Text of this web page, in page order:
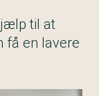
til at
få en lavere